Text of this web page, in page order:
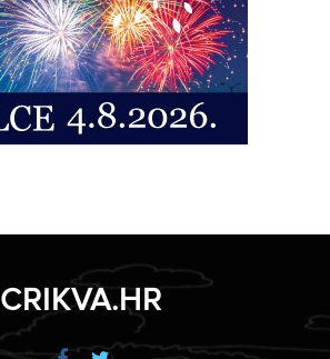
CRIKVA.HR